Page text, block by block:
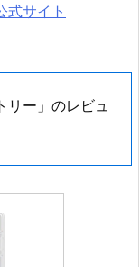
サイト
ー」のレビュ